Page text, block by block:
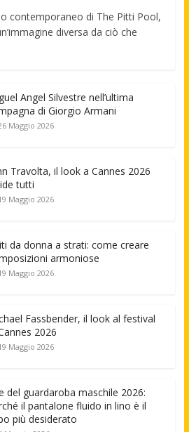
contemporaneo di The Pitti Pool,
diversa da ciò che
Angel Silvestre nell’ultima
di Giorgio Armani
Maggio 2026
Travolta, il look a Cannes 2026
tutti
Maggio 2026
da donna a strati: come creare
armoniose
Maggio 2026
Fassbender, il look al festival
2026
Maggio 2026
del guardaroba maschile 2026:
il pantalone fluido in lino è il
più desiderato